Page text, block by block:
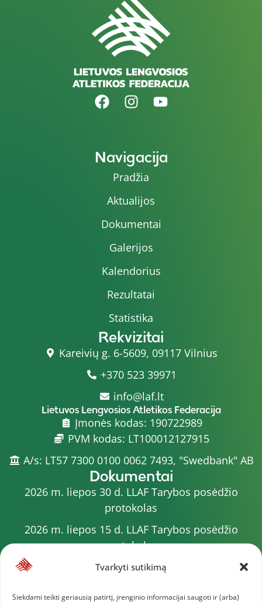
Tvarkyti sutikimą
Siekdami teikti geriausią patirtį, įrenginio informacijai saugoti ir (arba)
Navigacija
Pradžia
Aktualijos
Dokumentai
Galerijos
Kalendorius
Rezultatai
Statistika
Rekvizitai
Kareivių g. 6-5609, 09117 Vilnius
+370 523 39971
info@laf.lt
Lietuvos Lengvosios Atletikos Federacija
Įmonės kodas: 190722989
PVM kodas: LT100012127915
A/s: LT57 7300 0100 0062 7493, "Swedbank" AB
Dokumentai
2026 m. liepos 30 d. LLAF Tarybos posėdžio
protokolas
2026 m. liepos 15 d. LLAF Tarybos posėdžio
protokolas
2026 m. liepos 20 d. LLAF VK posėdžio protokolas